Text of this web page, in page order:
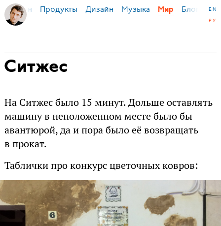
Бирман Продукты Дизайн Музыка Мир Блог
EN
РУ
Ситжес
На Ситжес было 15 минут. Дольше оставлять
машину в неположенном месте было бы
авантюрой, да и пора было её возвращать
в прокат.
Таблички про конкурс цветочных ковров: